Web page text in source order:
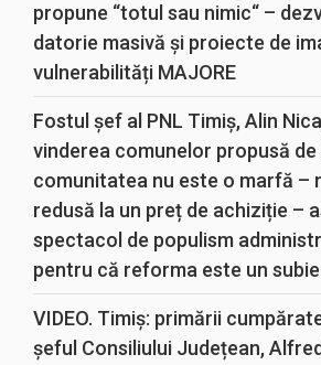
propune “totul sau nimic“ –
datorie masivă și proiecte de
vulnerabilități MAJORE
Fostul șef al PNL Timiș, Alin
vinderea comunelor propusă
comunitatea nu este o marfă –
redusă la un preț de achiziție –
spectacol de populism
pentru că reforma este un
VIDEO. Timiș: primării
șeful Consiliului Județean,